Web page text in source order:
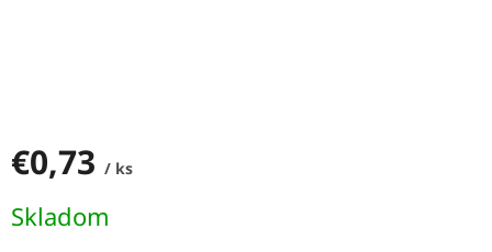
€0,73 / ks
cena:
Skladom